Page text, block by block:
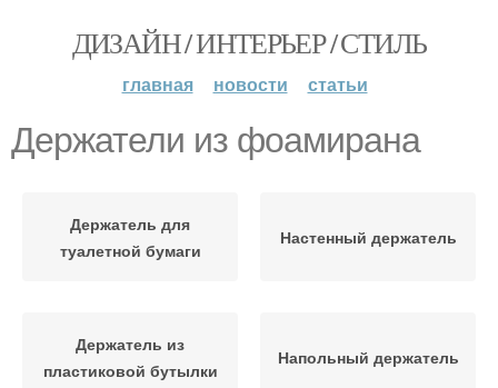
ДИЗАЙН / ИНТЕРЬЕР / СТИЛЬ
главная новости статьи
Держатели из фоамирана
Держатель для
туалетной бумаги
Настенный держатель
Держатель из
пластиковой бутылки
Напольный держатель